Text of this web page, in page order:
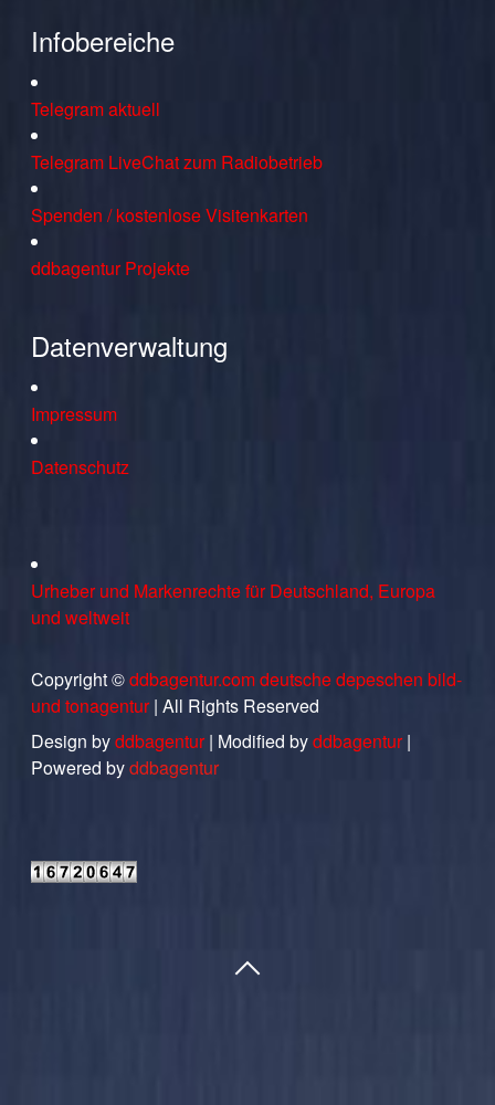
Infobereiche
Telegram aktuell
Telegram LiveChat zum Radiobetrieb
Spenden / kostenlose Visitenkarten
ddbagentur Projekte
Datenverwaltung
Impressum
Datenschutz
Urheber und Markenrechte für Deutschland, Europa
und weltweit
Copyright ©ddbagentur.com deutsche depeschen bild-
und tonagentur| All Rights Reserved
Design byddbagentur| Modified byddbagentur|
Powered byddbagentur